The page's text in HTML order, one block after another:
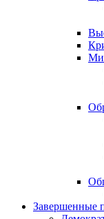
Завершенные